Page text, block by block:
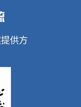
供方